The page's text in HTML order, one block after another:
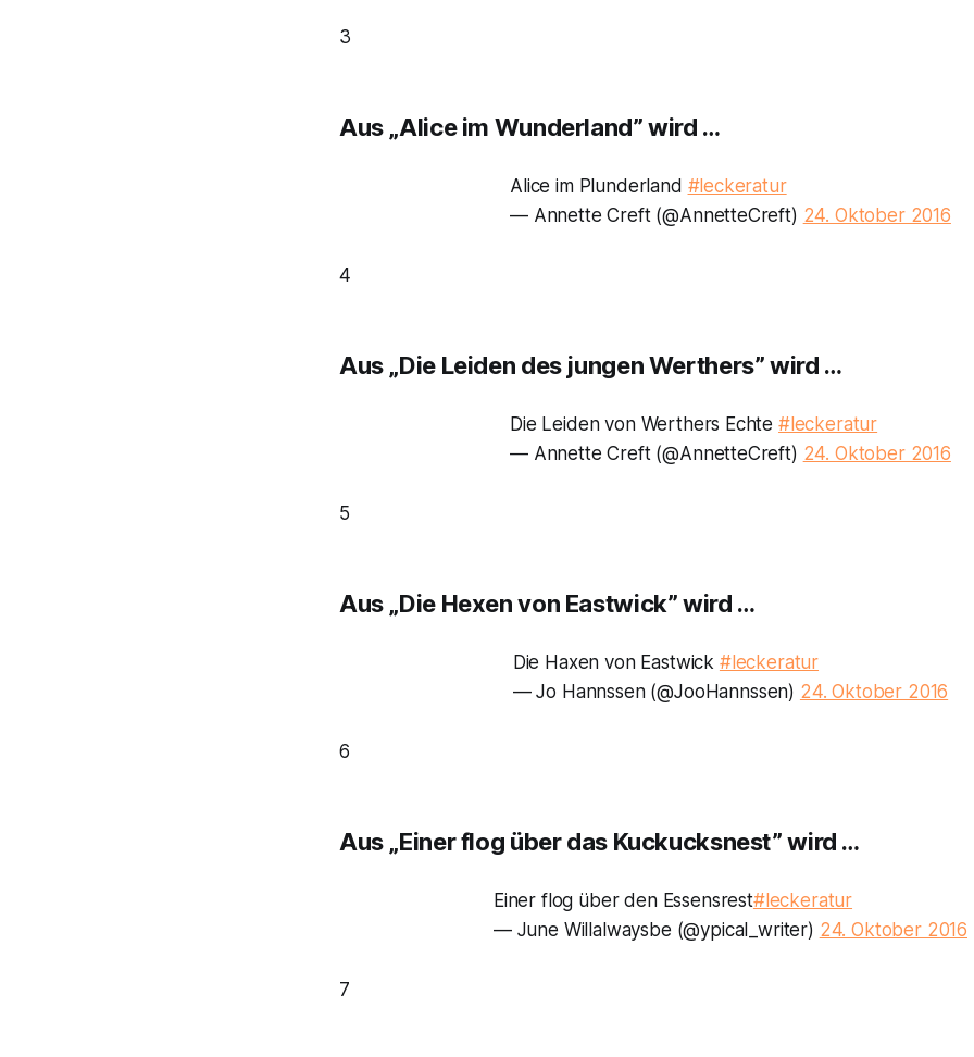
3
Aus „Alice im Wunderland” wird …
Alice im Plunderland #leckeratur
— Annette Creft (@AnnetteCreft) 24. Oktober 2016
4
Aus „Die Leiden des jungen Werthers” wird …
Die Leiden von Werthers Echte #leckeratur
— Annette Creft (@AnnetteCreft) 24. Oktober 2016
5
Aus „Die Hexen von Eastwick” wird …
Die Haxen von Eastwick #leckeratur
— Jo Hannssen (@JooHannssen) 24. Oktober 2016
6
Aus „Einer flog über das Kuckucksnest” wird …
Einer flog über den Essensrest#leckeratur
— June Willalwaysbe (@ypical_writer) 24. Oktober 2016
7